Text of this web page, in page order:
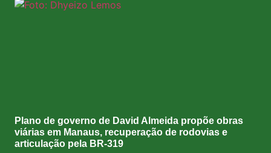
Plano de governo de David Almeida propõe obras
viárias em Manaus, recuperação de rodovias e
articulação pela BR-319